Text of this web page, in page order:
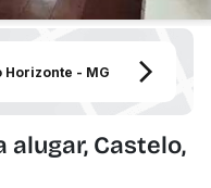
Horizonte - MG
alugar, Castelo,